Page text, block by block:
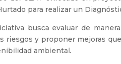
para realizar un
busca evaluar de
riesgos y proponer mejoras
ambiental.